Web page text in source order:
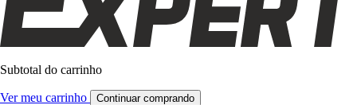
Subtotal do carrinho
Ver meu carrinho Continuar comprando